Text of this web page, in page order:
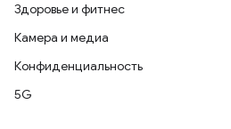
Здоровье и фитнес
Камера и медиа
Конфиденциальность
5G